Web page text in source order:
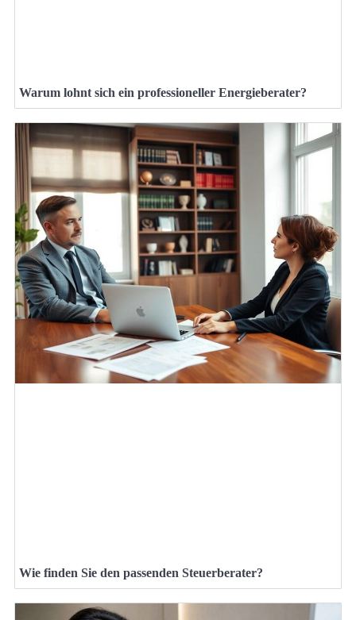
Warum lohnt sich ein professioneller Energieberater?
Wie finden Sie den passenden Steuerberater?